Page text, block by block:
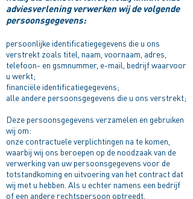
adviesverlening verwerken wij de volgende
persoonsgegevens:​
persoonlijke identificatiegegevens die u ons
verstrekt zoals titel, naam, voornaam, adres,
telefoon- en gsmnummer, e-mail, bedrijf waarvoor
u werkt;
financiële identificatiegegevens;
alle andere persoonsgegevens die u ons verstrekt;
Deze persoonsgegevens verzamelen en gebruiken
wij om:
onze contractuele verplichtingen na te komen,
waarbij wij ons beroepen op de noodzaak van de
verwerking van uw persoonsgegevens voor de
totstandkoming en uitvoering van het contract dat
wij met u hebben. Als u echter namens een bedrijf
of een andere rechtspersoon optreedt,